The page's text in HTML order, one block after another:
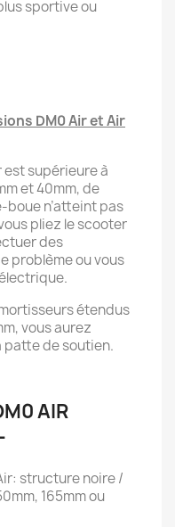
sportive ou
DM0 Air et Air
est supérieure à
et 40mm, de
boue n’atteint pas
pliez le scooter
des
problème ou vous
étendus
vous aurez
patte de soutien.
AIR
structure noire /
165mm ou